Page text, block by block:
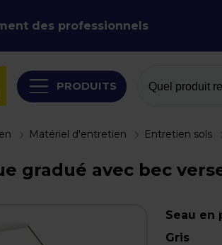
des professionnels
PRODUITS Quel produit
Matériel d'entretien Entretien sols
gradué avec bec
Seau en
Gris